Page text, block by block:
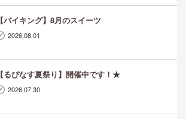
【バイキング】8月のスイーツ
2026.08.01
【るぴなす夏祭り】開催中です！★
2026.07.30